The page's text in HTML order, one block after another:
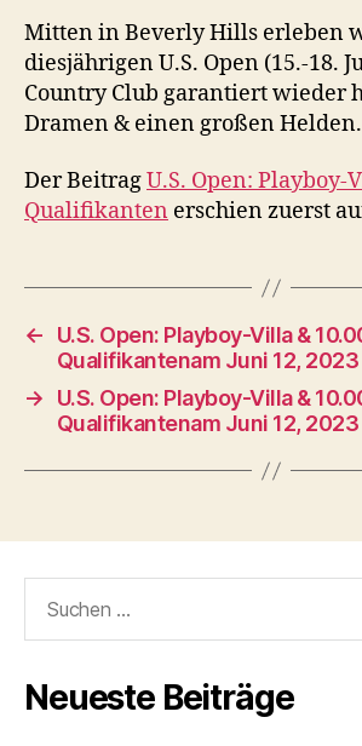
Mitten in Beverly Hills erleben
diesjährigen U.S. Open (15.-18.
Country Club garantiert wieder
Dramen & einen großen Helden.
Der BeitragU.S. Open: Playboy-
Qualifikanten erschien zuerst
←
U.S. Open: Playboy-Villa &
Qualifikantenam Juni 12, 2023
→
U.S. Open: Playboy-Villa &
Qualifikantenam Juni 12, 2023
nach:
Neueste Beiträge